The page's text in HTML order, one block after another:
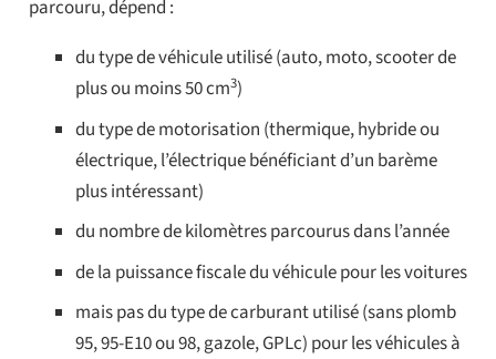
parcouru, dépend :
du type de véhicule utilisé (auto, moto, scooter de
plus ou moins 50 cm3)
du type de motorisation (thermique, hybride ou
électrique, l’électrique bénéficiant d’un barème
plus intéressant)
du nombre de kilomètres parcourus dans l’année
de la puissance fiscale du véhicule pour les voitures
mais pas du type de carburant utilisé (sans plomb
95, 95-E10 ou 98, gazole, GPLc) pour les véhicules à